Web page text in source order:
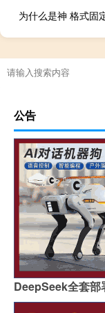
公告
DeepSeek全套部